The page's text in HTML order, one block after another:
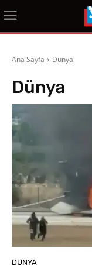
Ana Sayfa Dünya
Dünya
DÜNYA